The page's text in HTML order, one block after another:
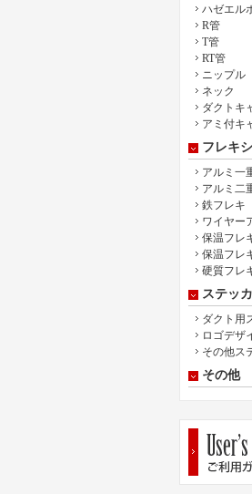
ハゼエル
R管
T管
RT管
ニップル
ネック
ダクトキ
アミ付キ
フレキ
アルミ一
アルミ二
鉄フレキ
ワイヤー
保温フレ
保温フレ
硬質フレ
ステッ
ダクト用
ロゴデザ
その他ス
その他